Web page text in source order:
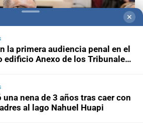
✕
la primera audiencia penal en el
edificio Anexo de los Tribunales
una nena de 3 años tras caer con
al lago Nahuel Huapi